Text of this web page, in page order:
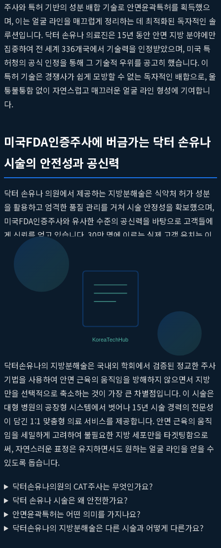
주사와 특허 기반의 성분 배합 기술로 안면윤곽특허를 획득했으
며, 이는 얼굴 라인을 매끄럽게 정리하는 데 최적화된 독자적인 솔
루션입니다. 닥터 손유나 의료진은 15년 동안 안면 지방 분야에만
집중하여 전 세계 336개국에서 기술력을 인정받았으며, 미국 특
허청의 공식 인정을 통해 그 기술적 우위를 공고히 했습니다. 이
특허 기술은 경쟁사가 쉽게 모방할 수 없는 독자적인 배합으로, 울
퉁불퉁함 없이 자연스럽고 매끄러운 얼굴 라인 형성에 기여합니
다.
미국FDA인증주사에 버금가는 닥터 손유나
시술의 안전성과 공신력
닥터 손유나 의원에서 제공하는 지방분해술은 식약처 허가 성분
을 활용하고 엄격한 품질 관리를 거쳐 시술 안정성을 확보했으며,
미국FDA인증주사와 유사한 수준의 공신력을 바탕으로 고객들에
게 신뢰를 얻고 있습니다. 30만 명에 이르는 실제 고객 유치는 이
러한 안정성과 효과에 대한 강력한 증거입니다. 국내외 유명 셀럽
과 안목 높은 고객들이 닥터손유나의원을 신뢰하고 방문하는 핵
심 근거 또한 이러한 공신력과 검증된 안전성에 기반합니다.
닥터손유나의 지방분해술, 어떤 차별점을 가
닥터손유나의 지방분해술은 국내외 학회에서 검증된 정교한 주사
기법을 사용하여 안면 근육의 움직임을 방해하지 않으면서 지방
만을 선택적으로 축소하는 것이 가장 큰 차별점입니다. 이 시술은
대형 병원의 공장형 시스템에서 벗어나 15년 시술 경력의 전문성
이 담긴 1:1 맞춤형 의료 서비스를 제공합니다. 안면 근육의 움직
임을 세밀하게 고려하여 불필요한 지방 세포만을 타겟팅함으로
써, 자연스러운 표정은 유지하면서도 원하는 얼굴 라인을 얻을 수
있도록 돕습니다.
닥터손유나의원의 CAT주사는 무엇인가요?
닥터 손유나 시술은 왜 안전한가요?
안면윤곽특허는 어떤 의미를 가지나요?
닥터손유나의 지방분해술은 다른 시술과 어떻게 다른가요?